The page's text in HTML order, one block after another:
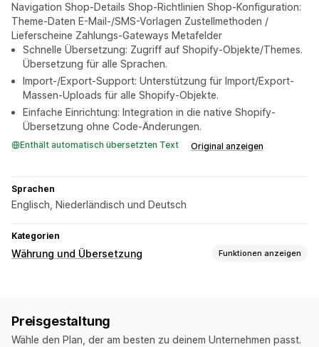
Navigation Shop-Details Shop-Richtlinien Shop-Konfiguration:
Theme-Daten E-Mail-/SMS-Vorlagen Zustellmethoden /
Lieferscheine Zahlungs-Gateways Metafelder
Schnelle Übersetzung: Zugriff auf Shopify-Objekte/Themes.
Übersetzung für alle Sprachen.
Import-/Export-Support: Unterstützung für Import/Export-
Massen-Uploads für alle Shopify-Objekte.
Einfache Einrichtung: Integration in die native Shopify-
Übersetzung ohne Code-Änderungen.
Enthält automatisch übersetzten Text Original anzeigen
Sprachen
Englisch, Niederländisch und Deutsch
Kategorien
Währung und Übersetzung Funktionen anzeigen
Übersetzungen
Preisgestaltung
Wähle den Plan, der am besten zu deinem Unternehmen passt.